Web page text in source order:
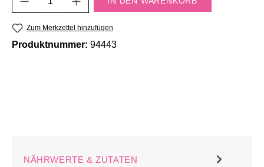
Zum Merkzettel hinzufügen
Produktnummer: 94443
NÄHRWERTE & ZUTATEN